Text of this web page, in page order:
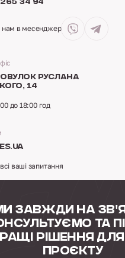
34 94
нам в месенджер
Руслана
14
до 18:00 год
ваші запитання
ЗАВЖДИ НА
ТА
РІШЕННЯ
ПРОЄКТУ